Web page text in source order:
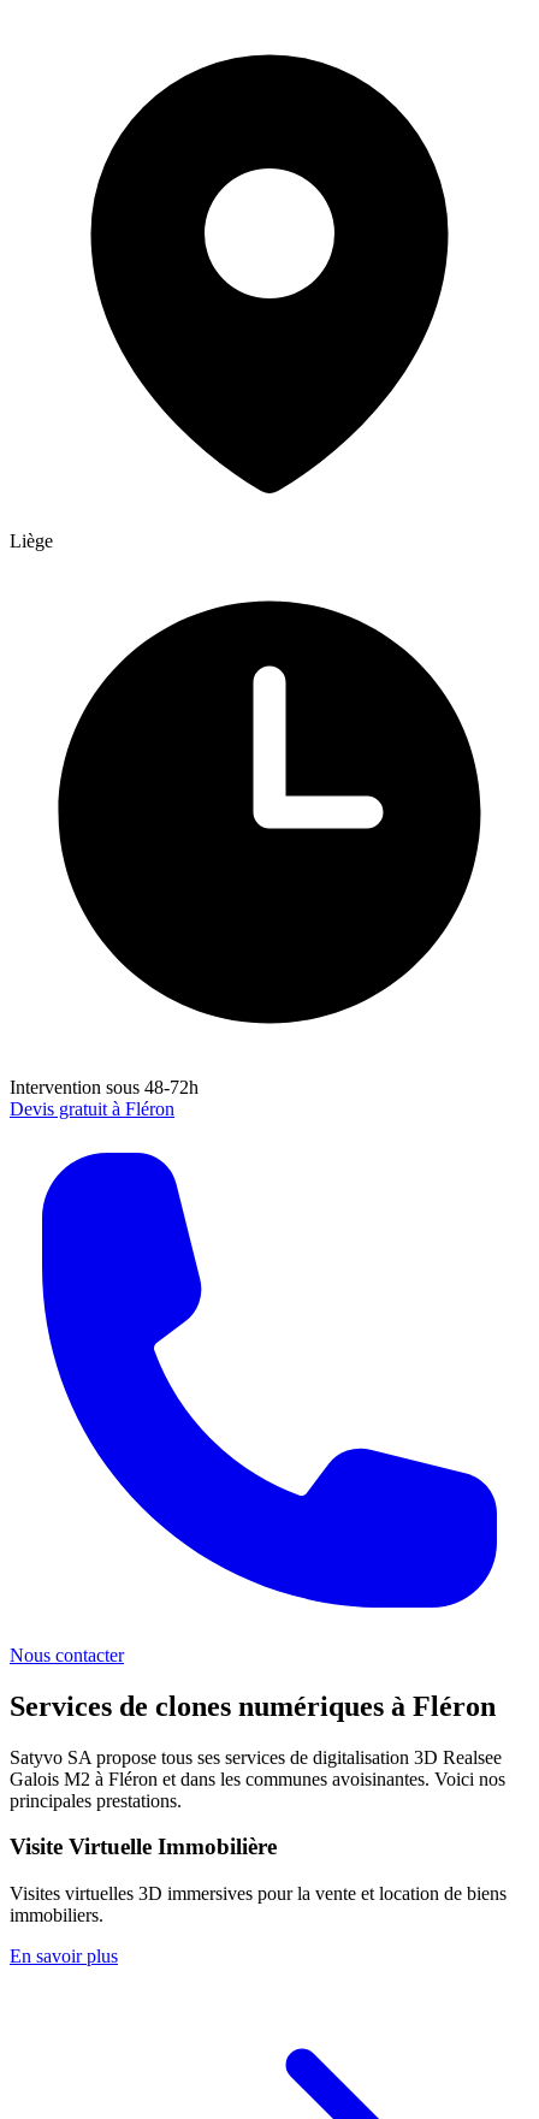
Liège
Intervention sous 48-72h
Devis gratuit à Fléron
Nous contacter
Services de clones numériques à Fléron
Satyvo SA propose tous ses services de digitalisation 3D Realsee
Galois M2 à Fléron et dans les communes avoisinantes. Voici nos
principales prestations.
Visite Virtuelle Immobilière
Visites virtuelles 3D immersives pour la vente et location de biens
immobiliers.
En savoir plus